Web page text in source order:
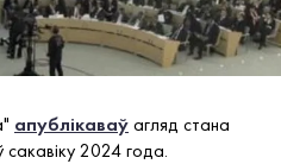
апублікаваўагляд стана
2024 года.